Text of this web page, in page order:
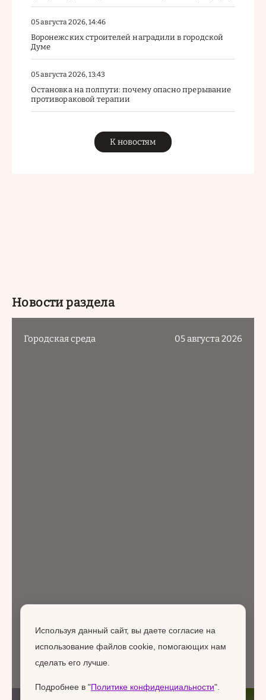
05 августа 2026, 14:46
Воронежских строителей наградили в городской
Думе
05 августа 2026, 13:43
Остановка на полпути: почему опасно прерывание
противораковой терапии
К новостям
Новости раздела
Городская среда 05 августа 2026
Используя данный сайт, вы даете согласие на
использование файлов cookie, помогающих нам
сделать его лучше.
Подробнее в "Политике конфиденциальности".